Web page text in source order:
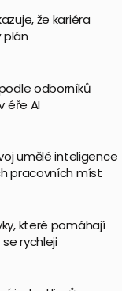
že kariéra
odborníků
éře AI
umělé inteligence
pracovních míst
které pomáhají
rychleji